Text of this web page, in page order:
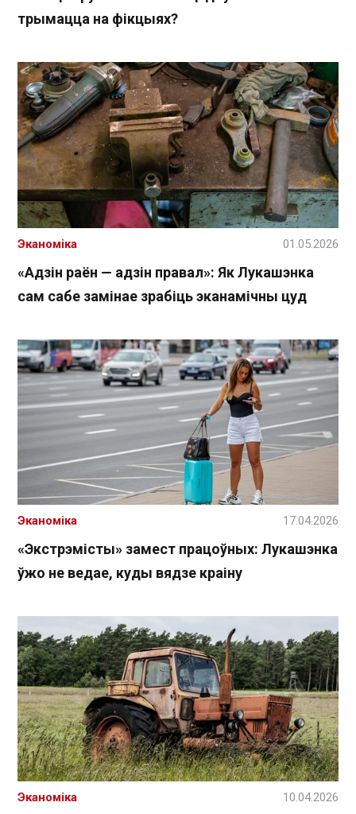
трымацца на фікцыях?
«Адзін раён — адзін правал»: Як Лукашэнка
сам сабе замінае зрабіць эканамічны цуд
Эканоміка 01.05.2026
«Экстрэмісты» замест працоўных: Лукашэнка
ўжо не ведае, куды вядзе краіну
Эканоміка 17.04.2026
Эканоміка 10.04.2026